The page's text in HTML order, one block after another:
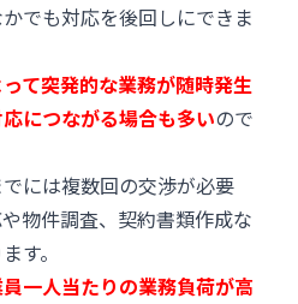
でも対応を後回しにできま
て突発的な業務が随時発生
につながる場合も多いので
には複数回の交渉が必要
物件調査、契約書類作成な
す。
一人当たりの業務負荷が高